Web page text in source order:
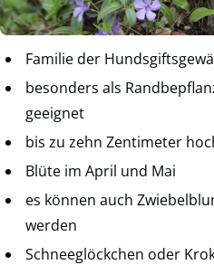
Familie der
besonders als
geeignet
bis zu zehn Zentimeter
Blüte im April und Mai
es können auch
werden
Schneeglöckchen oder